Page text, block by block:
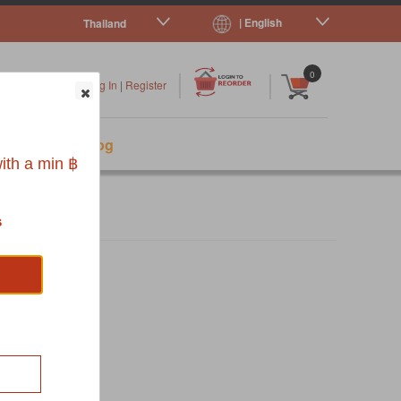
| English
Thailand
0
Log In | Register
Pet Blog
a min ฿